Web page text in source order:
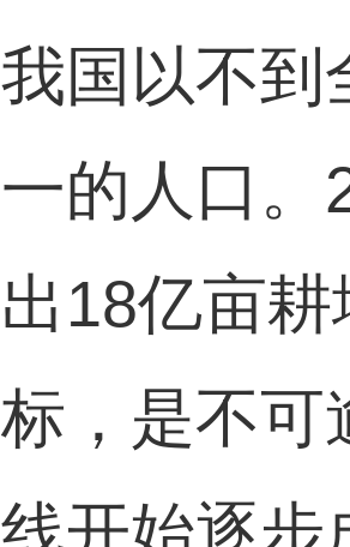
我国以不到
一的人口。
出18亿亩
标，是不可
线开始逐步